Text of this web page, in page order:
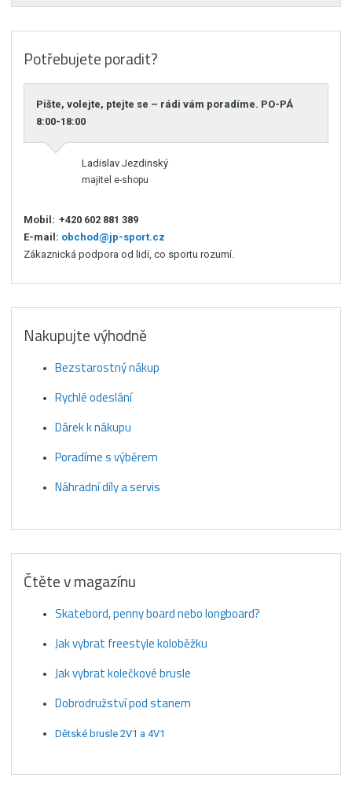
Potřebujete poradit?
Pište, volejte, ptejte se – rádi vám poradíme. PO-PÁ
8:00-18:00
Ladislav Jezdinský
majitel e-shopu
Mobil: +420 602 881 389
E-mail: obchod@jp-sport.cz
Zákaznická podpora od lidí, co sportu rozumí.
Nakupujte výhodně
Bezstarostný nákup
Rychlé odeslání
Dárek k nákupu
Poradíme s výběrem
Náhradní díly a servis
Čtěte v magazínu
Skatebord, penny board nebo longboard?
Jak vybrat freestyle koloběžku
Jak vybrat kolečkové brusle
Dobrodružství pod stanem
Dětské brusle 2V1 a 4V1